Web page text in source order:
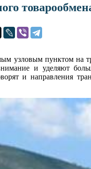
узловым пунктом на
и уделяют
и направления